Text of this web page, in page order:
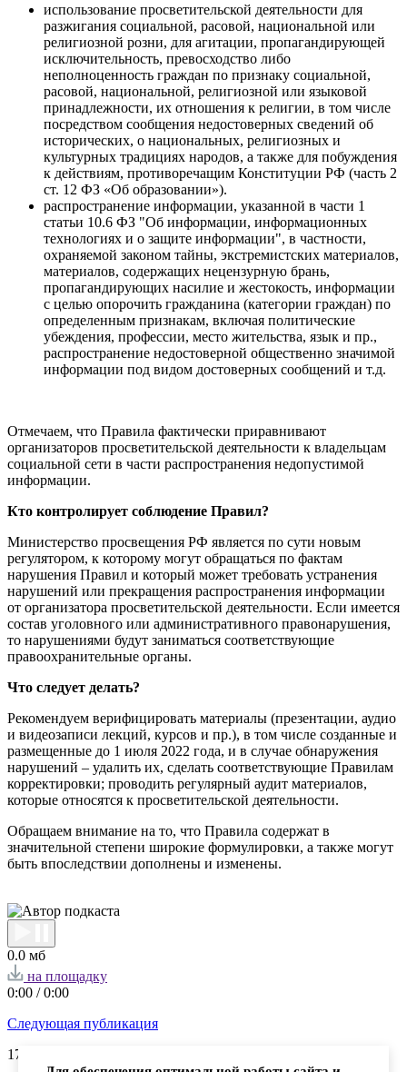
использование просветительской деятельности для
разжигания социальной, расовой, национальной или
религиозной розни, для агитации, пропагандирующей
исключительность, превосходство либо
неполноценность граждан по признаку социальной,
расовой, национальной, религиозной или языковой
принадлежности, их отношения к религии, в том числе
посредством сообщения недостоверных сведений об
исторических, о национальных, религиозных и
культурных традициях народов, а также для побуждения
к действиям, противоречащим Конституции РФ (часть 2
ст. 12 ФЗ «Об образовании»).
распространение информации, указанной в части 1
статьи 10.6 ФЗ "Об информации, информационных
технологиях и о защите информации", в частности,
охраняемой законом тайны, экстремистских материалов,
материалов, содержащих нецензурную брань,
пропагандирующих насилие и жестокость, информации
с целью опорочить гражданина (категории граждан) по
определенным признакам, включая политические
убеждения, профессии, место жительства, язык и пр.,
распространение недостоверной общественно значимой
информации под видом достоверных сообщений и т.д.
Отмечаем, что Правила фактически приравнивают
организаторов просветительской деятельности к владельцам
социальной сети в части распространения недопустимой
информации.
Кто контролирует соблюдение Правил?
Министерство просвещения РФ является по сути новым
регулятором, к которому могут обращаться по фактам
нарушения Правил и который может требовать устранения
нарушений или прекращения распространения информации
от организатора просветительской деятельности. Если имеется
состав уголовного или административного правонарушения,
то нарушениями будут заниматься соответствующие
правоохранительные органы.
Что следует делать?
Рекомендуем верифицировать материалы (презентации, аудио
и видеозаписи лекций, курсов и пр.), в том числе созданные и
размещенные до 1 июля 2022 года, и в случае обнаружения
нарушений – удалить их, сделать соответствующие Правилам
корректировки; проводить регулярный аудит материалов,
которые относятся к просветительской деятельности.
Обращаем внимание на то, что Правила содержат в
значительной степени широкие формулировки, а также могут
быть впоследствии дополнены и изменены.
0.0 мб
на площадку
0:00 /0:00
Следующая публикация
17.08.